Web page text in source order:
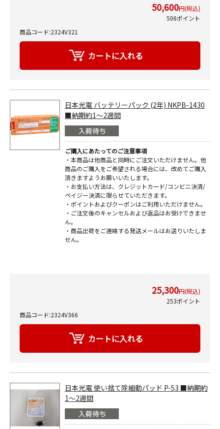
50,600円(税込)
506ポイント
商品コード:2324V321
日本光電 バッテリーパック (2年) NKPB-1430
■納期約1～2週間
ご購入にあたってのご注意事項
・本商品は他商品と同時にご注文いただけません。他
商品のご購入をご希望される場合には、改めてご購入
頂きますようお願いいたします。
・お支払い方法は、クレジットカード/コンビニ決済/
ペイジー決済に限らせていただきます。
・ポイントおよびクーポンはご利用いただけません。
・ご注文後のキャンセルおよび返品はお受けできませ
ん。
・商品出荷をご連絡する発送メールはお送りいたしま
せん。
25,300円(税込)
253ポイント
商品コード:2324V366
日本光電 使い捨て除細動パッド P-53 ■納期約
1～2週間